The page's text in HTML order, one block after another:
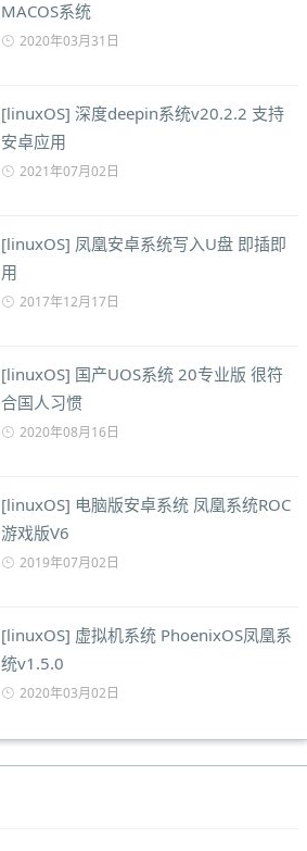
MACOS系统
2020年03月31日
[linuxOS] 深度deepin系统v20.2.2 支持
安卓应用
2021年07月02日
[linuxOS] 凤凰安卓系统写入U盘 即插即
用
2017年12月17日
[linuxOS] 国产UOS系统 20专业版 很符
合国人习惯
2020年08月16日
[linuxOS] 电脑版安卓系统 凤凰系统ROC
游戏版V6
2019年07月02日
[linuxOS] 虚拟机系统 PhoenixOS凤凰系
统v1.5.0
2020年03月02日